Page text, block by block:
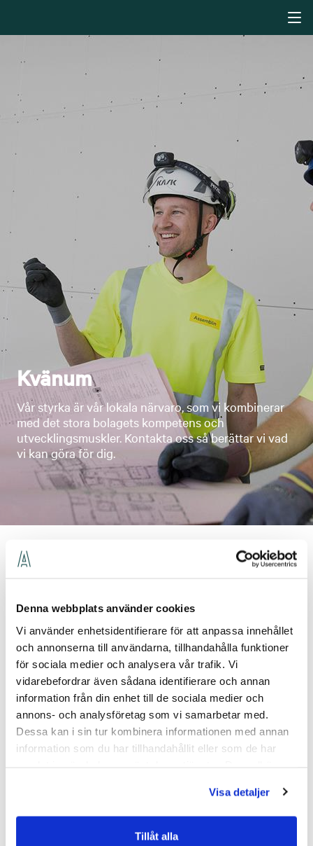
Denna webbplats använder cookies
Vi använder enhetsidentifierare för att anpassa innehållet
och annonserna till användarna, tillhandahålla funktioner
för sociala medier och analysera vår trafik. Vi
vidarebefordrar även sådana identifierare och annan
information från din enhet till de sociala medier och
annons- och analysföretag som vi samarbetar med.
Dessa kan i sin tur kombinera informationen med annan
information som du har tillhandahållit eller som de har
Visa detaljer
Tillåt alla
Kvänum
Vår styrka är vår lokala närvaro, som vi kombinerar
med det stora bolagets kompetens och
utvecklingsmuskler. Kontakta oss så berättar vi vad
vi kan göra för dig.
Kontakter för orten
Kvänum
Assemblin El
Torsplan 1
535 30 Kvänum
Skicka meddelande